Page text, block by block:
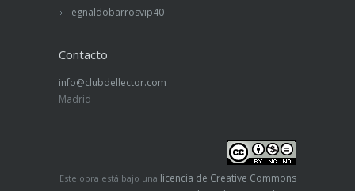
egnaldobarrosvip40
Contacto
info@clubdellector.com
Madrid
Este obra está bajo una licencia de Creative Commons